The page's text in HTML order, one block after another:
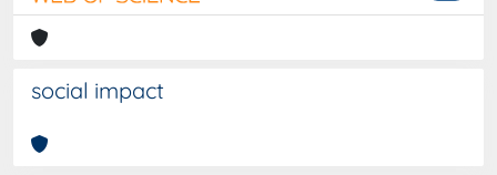
social impact